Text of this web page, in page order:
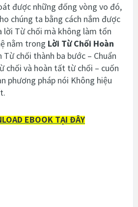
được những đống vòng vo đó,
chúng ta bằng cách nắm được
lời Từ chối mà không làm tổn
nằm trong Lời Từ Chối Hoàn
Từ chối thành ba bước – Chuẩn
chối và hoàn tất từ chối – cuốn
phương pháp nói Không hiệu
EBOOK TẠI ĐÂY